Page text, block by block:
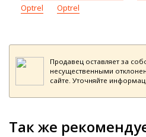
Optrel
Optrel
Продавец оставляет за
несущественными
сайте. Уточняйте
Так же